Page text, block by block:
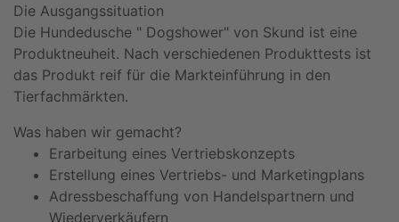
Die Ausgangssituation
Die Hundedusche " Dogshower" von Skund ist eine
Produktneuheit. Nach verschiedenen Produkttests ist
das Produkt reif für die Markteinführung in den
Tierfachmärkten.
Was haben wir gemacht?
Erarbeitung eines Vertriebskonzepts
Erstellung eines Vertriebs- und Marketingplans
Adressbeschaffung von Handelspartnern und
Wiederverkäufern